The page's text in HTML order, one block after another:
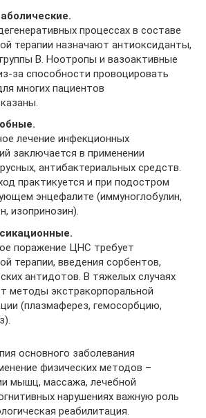
процессах в составе
терапии назначают антиоксиданты,
B. Ноотропы и вазоактивные
за способности провоцировать
многих пациентов
лечение инфекционных
заключается в применении
антибактериальных средств.
практикуется и при подостром
энцефалите (иммуноглобулин,
изопринозин).
поражение ЦНС требует
терапии, введения сорбентов,
антидотов. В тяжелых случаях
методы экстракорпоральной
(плазмаферез, гемосорбцию,
основного заболевания
физических методов –
мышц, массажа, лечебной
нарушениях важную роль
реабилитация.